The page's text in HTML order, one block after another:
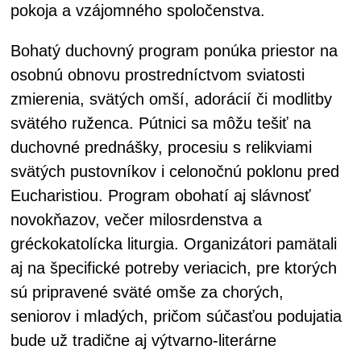
pokoja a vzájomného spoločenstva.
Bohatý duchovný program ponúka priestor na
osobnú obnovu prostredníctvom sviatosti
zmierenia, svätých omší, adorácií či modlitby
svätého ruženca. Pútnici sa môžu tešiť na
duchovné prednášky, procesiu s relikviami
svätých pustovníkov i celonočnú poklonu pred
Eucharistiou. Program obohatí aj slávnosť
novokňazov, večer milosrdenstva a
gréckokatolícka liturgia. Organizátori pamätali
aj na špecifické potreby veriacich, pre ktorých
sú pripravené sväté omše za chorých,
seniorov i mladých, pričom súčasťou podujatia
bude už tradične aj výtvarno-literárne